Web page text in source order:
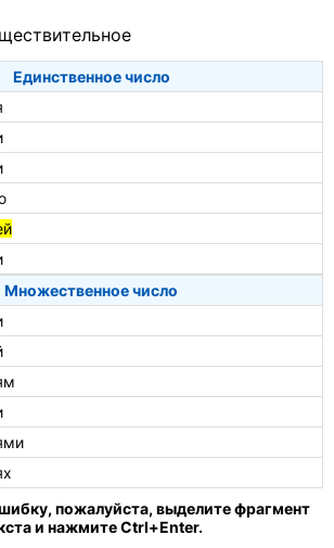
Единственное число
Множественное число
пожалуйста, выделите фрагмент
и нажмите Ctrl+Enter.